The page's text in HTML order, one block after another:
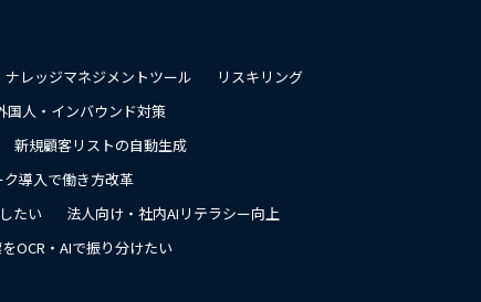
ナレッジマネジメントツール
リスキリング
国人・インバウンド対策
新規顧客リストの自動生成
ク導入で働き方改革
たい
法人向け・社内AIリテラシー向上
OCR・AIで振り分けたい